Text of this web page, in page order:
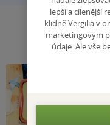
lepší a cílenější
klidně Vergilia v
marketingovým
údaje. Ale vše